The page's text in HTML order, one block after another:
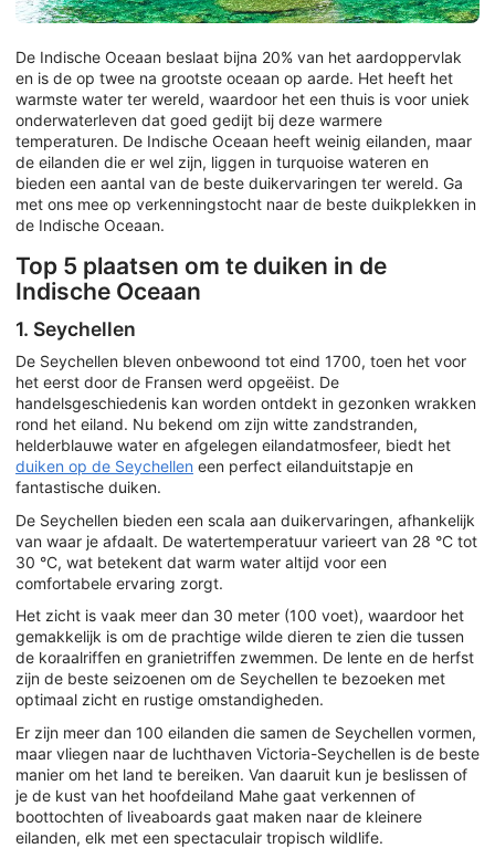
De Indische Oceaan beslaat bijna 20% van het aardoppervlak
en is de op twee na grootste oceaan op aarde. Het heeft het
warmste water ter wereld, waardoor het een thuis is voor uniek
onderwaterleven dat goed gedijt bij deze warmere
temperaturen. De Indische Oceaan heeft weinig eilanden, maar
de eilanden die er wel zijn, liggen in turquoise wateren en
bieden een aantal van de beste duikervaringen ter wereld. Ga
met ons mee op verkenningstocht naar de beste duikplekken in
de Indische Oceaan.
Top 5 plaatsen om te duiken in de
Indische Oceaan
1. Seychellen
De Seychellen bleven onbewoond tot eind 1700, toen het voor
het eerst door de Fransen werd opgeëist. De
handelsgeschiedenis kan worden ontdekt in gezonken wrakken
rond het eiland. Nu bekend om zijn witte zandstranden,
helderblauwe water en afgelegen eilandatmosfeer, biedt het
duiken op de Seychellen een perfect eilanduitstapje en
fantastische duiken.
De Seychellen bieden een scala aan duikervaringen, afhankelijk
van waar je afdaalt. De watertemperatuur varieert van 28 °C tot
30 °C, wat betekent dat warm water altijd voor een
comfortabele ervaring zorgt.
Het zicht is vaak meer dan 30 meter (100 voet), waardoor het
gemakkelijk is om de prachtige wilde dieren te zien die tussen
de koraalriffen en granietriffen zwemmen. De lente en de herfst
zijn de beste seizoenen om de Seychellen te bezoeken met
optimaal zicht en rustige omstandigheden.
Er zijn meer dan 100 eilanden die samen de Seychellen vormen,
maar vliegen naar de luchthaven Victoria-Seychellen is de beste
manier om het land te bereiken. Van daaruit kun je beslissen of
je de kust van het hoofdeiland Mahe gaat verkennen of
boottochten of liveaboards gaat maken naar de kleinere
eilanden, elk met een spectaculair tropisch wildlife.